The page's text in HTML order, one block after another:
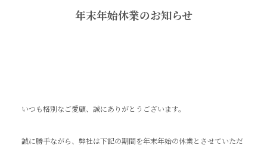
年末年始休業のお知らせ
いつも格別なご愛顧、誠にありがとうございます。
誠に勝手ながら、弊社は下記の期間を年末年始の休業とさせていただ